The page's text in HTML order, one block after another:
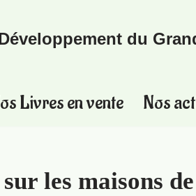
du
Livres en vente Nos
les maisons